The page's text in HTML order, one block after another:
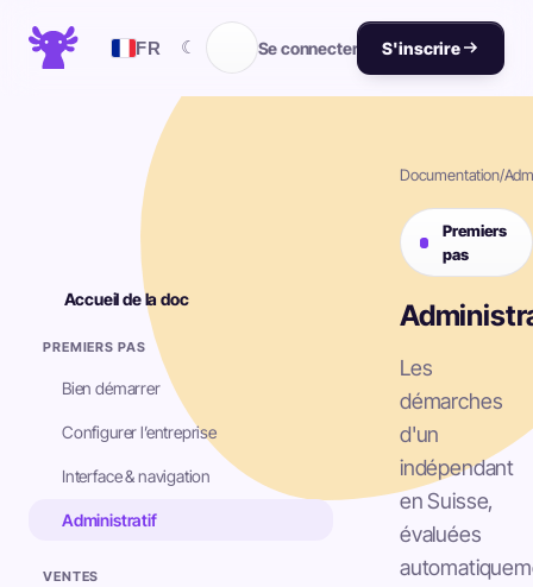
FR ☾ Se connecter S'inscrire
Accueil de la doc
PREMIERS PAS
Bien démarrer
Configurer l’entreprise
Interface & navigation
Administratif
VENTES
Documentation/
Premiers
pas
Les
démarches
d'un
indépendant
en Suisse,
évaluées